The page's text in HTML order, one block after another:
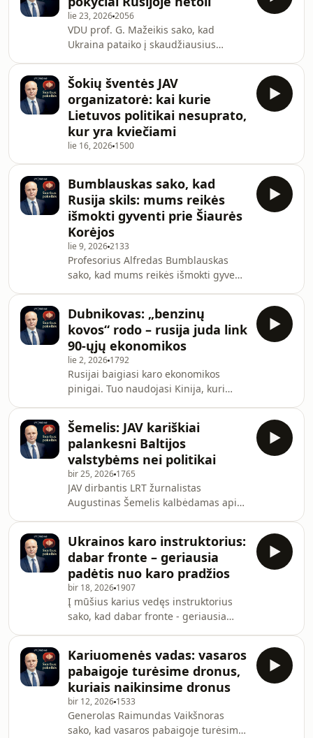
lie 23, 20262056
VDU prof. G. Mažeikis sako, kad
Ukraina pataiko į skaudžiausius
sukels šalies žlugimą. Vertindamas V.
Zelenskio sprendimus dėl naujų vadų
paskyrimo, Mažeikis sako, kad
Mychailo Drapatas gali būti pergalės
vadas. O pats Zelenskis, pasak
profesoriaus, jeigu vyktų rinkimai,
nepatektų net į II turą.Ved. Deividas
Jursevičius
Šokių šventės JAV
organizatorė: kai kurie
Lietuvos politikai nesuprato,
kur yra kviečiami
lie 16, 2026 1500
Bumblauskas sako, kad
Rusija skils: mums reikės
išmokti gyventi prie Šiaurės
Korėjos
lie 9, 20262133
Profesorius Alfredas Bumblauskas
sako, kad mums reikės išmokti gyventi
apie Ukrainos ir Lenkijos konfliktą
mato pirmiausia Lenkijos prezidento
K. Nawrockio atsakomybę. Pasak
Bumblausko, istorinių tarpusavio
žaizdų gali rasti bet kuri LDK
tauta.Ved. Deividas Jursevičius.
Dubnikovas: „benzinų
kovos“ rodo – rusija juda link
90-ųjų ekonomikos
lie 2, 2026 1792
Rusijai baigiasi karo ekonomikos
pinigai. Tuo naudojasi Kinija, kuri
Securities“ investavimo vadovas
Marius Dubnikovas prognozuoja, kad
šalis gali skilti į regionus, kur
kiekvienas turgus vėl turės savo
valiutą. Rusija greitai neatstatys
sudegintų naftos gamyklų, - sako
ekonomistas.Ved. Deividas Jursevičius.
Šemelis: JAV kariškiai
palankesni Baltijos
valstybėms nei politikai
bir 25, 2026 1765
JAV dirbantis LRT žurnalistas
Augustinas Šemelis kalbėdamas apie
mažėjantis pasitikėjimas valstybės
institucijomis. JAV rengiantis minėti
250-ąsias Nepriklausomybės metinės
Vašingtone iškabinti milžiniški D.
Trumpo plakatai glumina ir pačius
amerikiečius, sako A. Šemelis. Pasak
jo, Irano karas šiuo metu ir pačioje
Amerikoje priimam
Ukrainos karo instruktorius:
dabar fronte – geriausia
padėtis nuo karo pradžios
bir 18, 2026 1907
Į mūšius karius vedęs instruktorius
sako, kad dabar fronte - geriausia
Jis kritikuoja Lietuvos pasirengimą
gintis nuo priešo ir sako, kad darome
per mažai.Ved. Deividas Jursevičius
Kariuomenės vadas: vasaros
pabaigoje turėsime dronus,
kuriais naikinsime dronus
bir 12, 2026 1533
Generolas Raimundas Vaikšnoras
sako, kad vasaros pabaigoje turėsime